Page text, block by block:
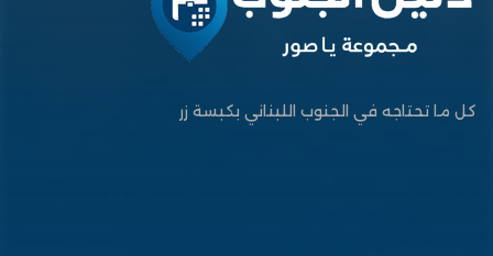
كل ما تحتاجه في الجنوب اللبناني بكبسة زر